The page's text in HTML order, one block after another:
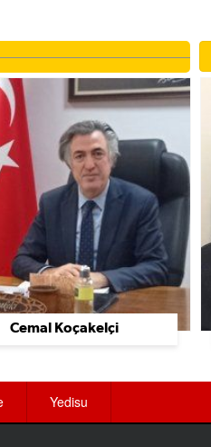
Cemal Koçakelçi
Yedisu